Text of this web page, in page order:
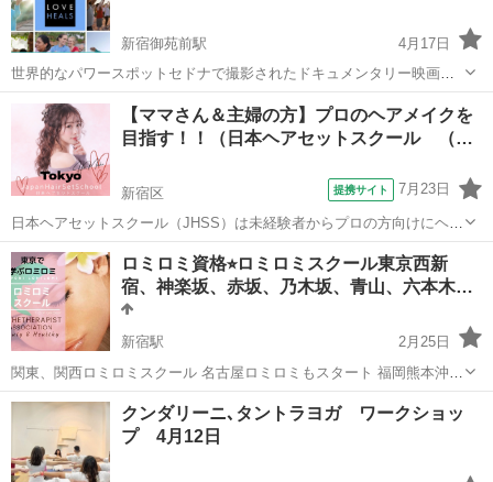
新宿御苑前駅
4月17日
世界的なパワースポットセドナで撮影されたドキュメンタリー映画
『ラブヒールズ』は 体と心をととのえる古代の健康の原理を学び、実
践しながら自らの人生を変化させていく人々が描かれています。 ◆映
画「LOVE HEALS...
東京 新宿区 新宿御苑前駅 その他 ヒーリング
【ママさん＆主婦の方】プロのヘアメイクを
目指す！！（日本ヘアセットスクール （…
新宿区 提携サイト 7月23日
日本ヘアセットスクール（JHSS）は未経験者からプロの方向けにヘア
セットの専門知識・技術を指導するスクールです！長期～短期まで、
自分にピッタリ合ったコースを選択することが出来ます！ 何のスキル
を身に付ければいいか分からない...
東京 新宿区 その他
ロミロミ資格⭐︎ロミロミスクール東京西新
宿、神楽坂、赤坂、乃木坂、青山、六本木…
新宿駅
2月25日
関東、関西ロミロミスクール 名古屋ロミロミもスタート 福岡熊本沖縄
も可能 本当のハワイアンスタイルロミロミを学びませんか？ ハワイ州
マッサージスクールロミロミや アロマは ネィティブハワイアン と...
東京 新宿区 新宿駅 その他 ロミロミ
クンダリーニ､タントラヨガ ワークショッ
プ 4月12日